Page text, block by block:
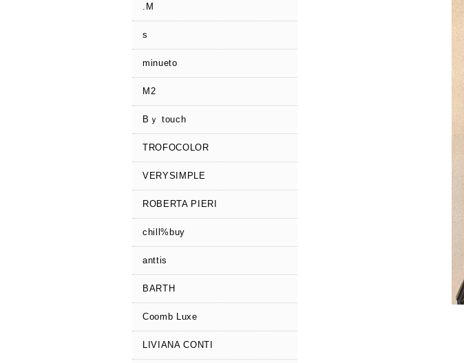
.M
s
minueto
M2
Bｙ touch
TROFOCOLOR
VERYSIMPLE
ROBERTA PIERI
chill%buy
anttis
BARTH
Coomb Luxe
LIVIANA CONTI